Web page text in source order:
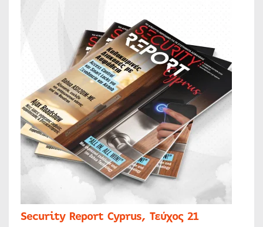
Security Report Cyprus, Τεύχος 21